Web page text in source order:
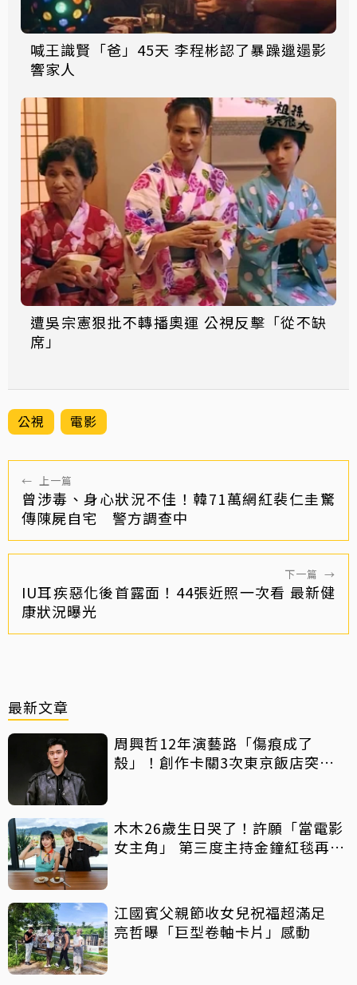
喊王識賢「爸」45天 李程彬認了暴躁邋遢影
響家人
遭吳宗憲狠批不轉播奧運 公視反擊「從不缺
席」
公視 電影
← 上一篇
曾涉毒、身心狀況不佳！韓71萬網紅裴仁圭驚
傳陳屍自宅 警方調查中
下一篇 →
IU耳疾惡化後首露面！44張近照一次看 最新健
康狀況曝光
最新文章
周興哲12年演藝路「傷痕成了
殼」！創作卡關3次東京飯店突找
木木26歲生日哭了！許願「當電影
女主角」 第三度主持金鐘紅毯再喊
江國賓父親節收女兒祝福超滿足
亮哲曝「巨型卷軸卡片」感動